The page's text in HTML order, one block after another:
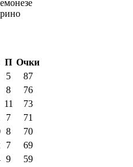
П Очки
5
87
8
76
11
73
7
71
8
70
7
69
9
59